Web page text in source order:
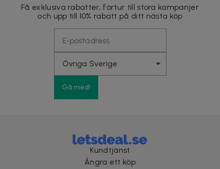
Få exklusiva rabatter, förtur till stora kampanjer
och upp till 10% rabatt på ditt nästa köp
Gå med!
Kundtjänst
Ångra ett köp